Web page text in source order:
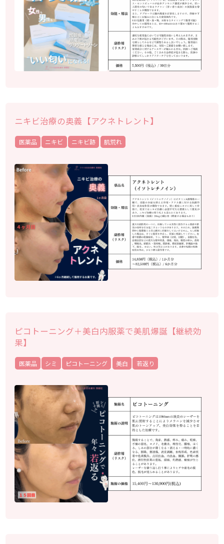
ニキビ治療の奥義【アクネトレント】
医薬品 ニキビ ニキビ跡 肌荒れ
ピコトーニング＋美白内服薬で美肌爆誕【継続効
果】
医薬品 シミ ピコトーニング 美白 若返り